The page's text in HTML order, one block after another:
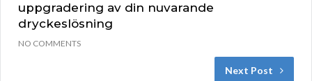
uppgradering av din nuvarande
dryckeslösning
NO COMMENTS
Next Post